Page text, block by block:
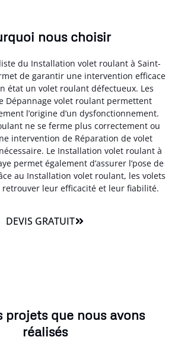
nous choisir
du Installation volet roulant à Saint-
de garantir une intervention efficace
état un volet roulant défectueux. Les
Dépannage volet roulant permettent
l’origine d’un dysfonctionnement.
ne se ferme plus correctement ou
intervention de Réparation de volet
Le Installation volet roulant à
permet également d’assurer l’pose de
au Installation volet roulant, les volets
leur efficacité et leur fiabilité.
DEVIS GRATUIT
projets que nous avons
réalisés